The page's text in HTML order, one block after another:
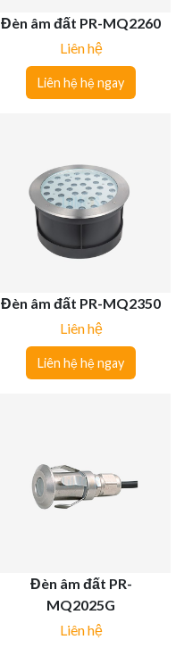
Đèn âm đất PR-MQ2260
Liên hệ
Liên hệ hệ ngay
Đèn âm đất PR-MQ2350
Liên hệ
Liên hệ hệ ngay
Đèn âm đất PR-
MQ2025G
Liên hệ